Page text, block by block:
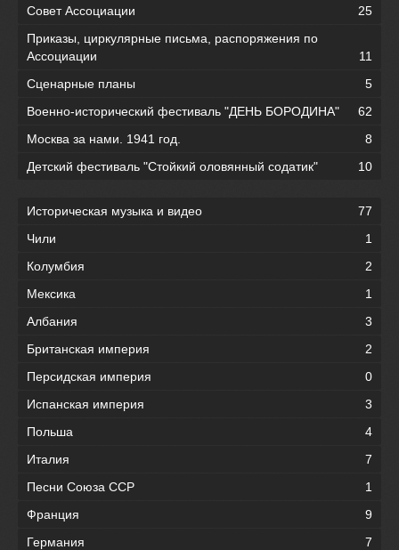
Совет Ассоциации
25
Приказы, циркулярные письма, распоряжения по
Ассоциации
11
Сценарные планы
5
Военно-исторический фестиваль "ДЕНЬ БОРОДИНА"
62
Москва за нами. 1941 год.
8
Детский фестиваль "Стойкий оловянный содатик"
10
Историческая музыка и видео
77
Чили
1
Колумбия
2
Мексика
1
Албания
3
Британская империя
2
Персидская империя
0
Испанская империя
3
Польша
4
Италия
7
Песни Союза ССР
1
Франция
9
Германия
7